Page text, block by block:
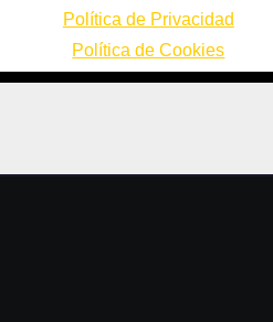
Política de Privacidad
Política de Cookies